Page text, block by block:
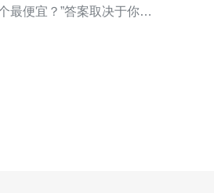
最便宜？”答案取决于你的
带宽充足并且稳定的机